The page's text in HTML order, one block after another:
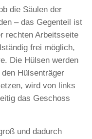
die Säulen der
– das Gegenteil ist
rechten Arbeitsseite
frei möglich,
Die Hülsen werden
Hülsenträger
wird von links
das Geschoss
und dadurch